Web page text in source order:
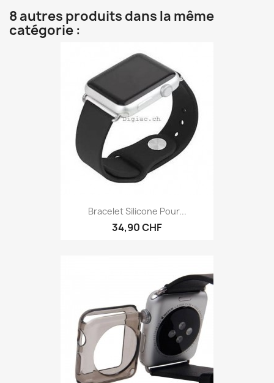
8 autres produits dans la même
catégorie :
Bracelet Silicone Pour...
34,90 CHF